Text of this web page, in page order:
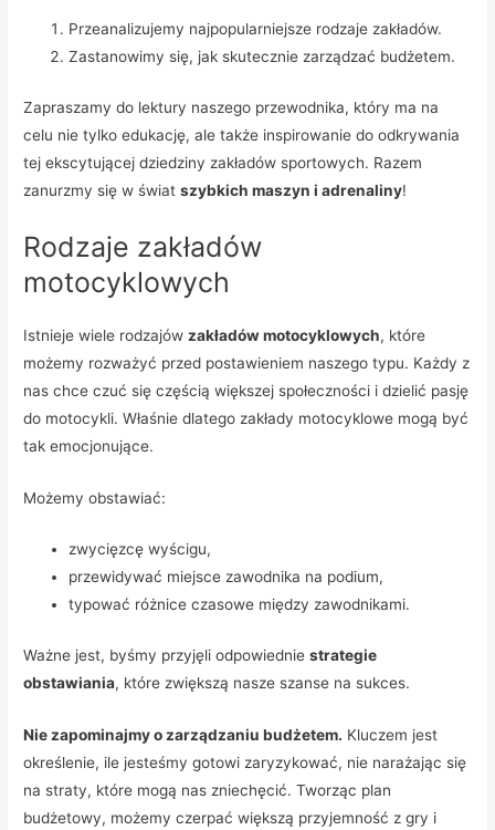
Przeanalizujemy najpopularniejsze rodzaje zakładów.
Zastanowimy się, jak skutecznie zarządzać budżetem.
Zapraszamy do lektury naszego przewodnika, który ma na
celu nie tylko edukację, ale także inspirowanie do odkrywania
tej ekscytującej dziedziny zakładów sportowych. Razem
zanurzmy się w światszybkich maszyn i adrenaliny!
Rodzaje zakładów
motocyklowych
Istnieje wiele rodzajów zakładów motocyklowych, które
możemy rozważyć przed postawieniem naszego typu. Każdy z
nas chce czuć się częścią większej społeczności i dzielić pasję
do motocykli. Właśnie dlatego zakłady motocyklowe mogą być
tak emocjonujące.
Możemy obstawiać:
zwycięzcę wyścigu,
przewidywać miejsce zawodnika na podium,
typować różnice czasowe między zawodnikami.
Ważne jest, byśmy przyjęli odpowiedniestrategie
obstawiania, które zwiększą nasze szanse na sukces.
Nie zapominajmy o zarządzaniu budżetem. Kluczem jest
określenie, ile jesteśmy gotowi zaryzykować, nie narażając się
na straty, które mogą nas zniechęcić. Tworząc plan
budżetowy, możemy czerpać większą przyjemność z gry i